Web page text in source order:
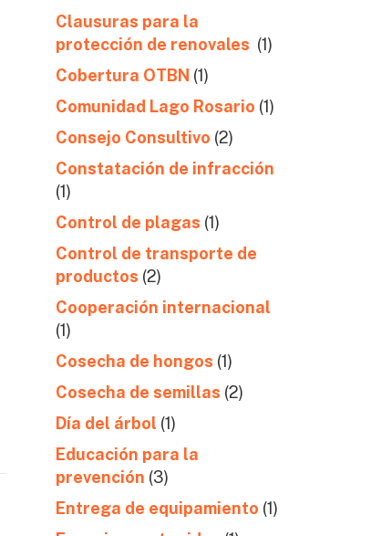
Clausuras para la
protección de renovales (1)
Cobertura OTBN (1)
Comunidad Lago Rosario (1)
Consejo Consultivo (2)
Constatación de infracción
(1)
Control de plagas (1)
Control de transporte de
productos (2)
Cooperación internacional
(1)
Cosecha de hongos (1)
Cosecha de semillas (2)
Día del árbol (1)
Educación para la
prevención (3)
Entrega de equipamiento (1)